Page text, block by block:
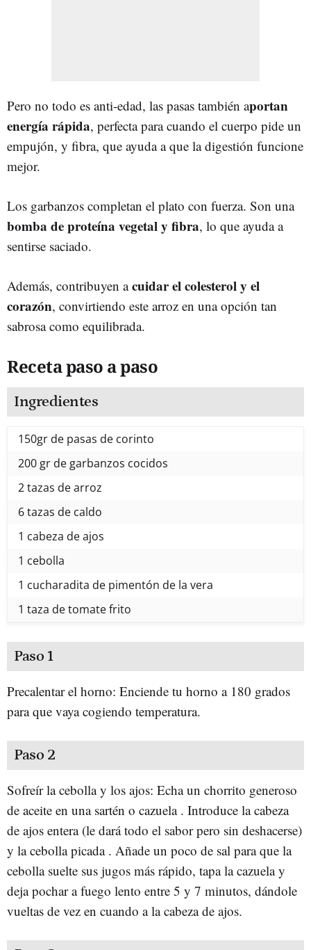
Pero no todo es anti-edad, las pasas también aportan
energía rápida, perfecta para cuando el cuerpo pide un
empujón, y fibra, que ayuda a que la digestión funcione
mejor.
Los garbanzos completan el plato con fuerza. Son una
bomba de proteína vegetal y fibra, lo que ayuda a
sentirse saciado.
Además, contribuyen acuidar el colesterol y el
corazón, convirtiendo este arroz en una opción tan
sabrosa como equilibrada.
Receta paso a paso
Ingredientes
150gr de pasas de corinto
200 gr de garbanzos cocidos
2 tazas de arroz
6 tazas de caldo
1 cabeza de ajos
1 cebolla
1 cucharadita de pimentón de la vera
1 taza de tomate frito
Paso 1
Precalentar el horno: Enciende tu horno a 180 grados
para que vaya cogiendo temperatura.
Paso 2
Sofreír la cebolla y los ajos: Echa un chorrito generoso
de aceite en una sartén o cazuela . Introduce la cabeza
de ajos entera (le dará todo el sabor pero sin deshacerse)
y la cebolla picada . Añade un poco de sal para que la
cebolla suelte sus jugos más rápido, tapa la cazuela y
deja pochar a fuego lento entre 5 y 7 minutos, dándole
vueltas de vez en cuando a la cabeza de ajos.